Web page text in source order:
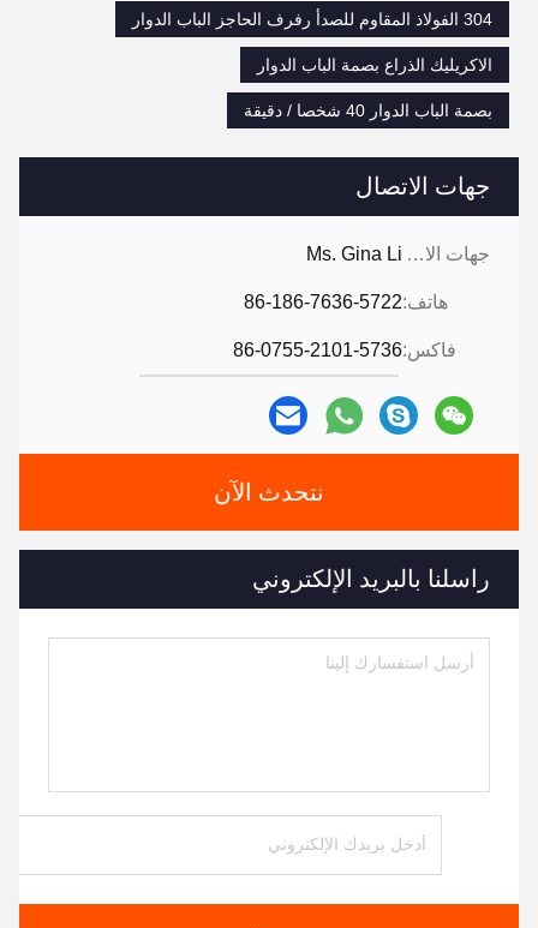
جهات الاتصال
جهات الاتصال: Ms. Gina Li
هاتف:86-186-7636-5722
فاكس:86-0755-2101-5736
نتحدث الآن
راسلنا بالبريد الإلكتروني
304 الفولاذ المقاوم للصدأ رفرف الحاجز الباب الدوار
الاكريليك الذراع بصمة الباب الدوار
بصمة الباب الدوار 40 شخصا / دقيقة